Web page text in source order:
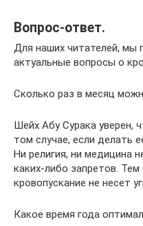
Вопрос-ответ.
Для наших читателей, мы
актуальные вопросы о
Сколько раз в месяц
Шейх Абу Сурака уверен,
том случае, если делать
Ни религия, ни медицина
каких-либо запретов.
кровопускание не несет
Какое время года